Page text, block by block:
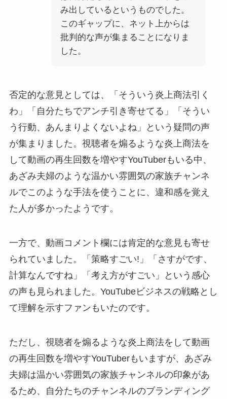
み出しているというものでした。
このギャップに、ネット上からは
批判的な声が集まることになりま
した。
否定的な意見としては、「そういう炎上商法引く
わ」「自分たちでアンチ引き寄せてる」「そうい
う行動、あんまりよくないよね」という疑問の声
が集まりました。視聴者を煽るような炎上商法を
して動画の再生回数を増やすYouTuberもいる中、
あざみ夫婦のような温かい雰囲気の家族チャンネ
ルでこのような手法を使うことに、違和感を覚え
た人が多かったようです。
一方で、動画コメント欄には肯定的な意見も寄せ
られていました。「策略すごい!」「さすがです、
計算なんですね」「考え方がすごい」という感心
の声も見られました。YouTubeビジネスの戦略とし
て理解を示すファンもいたのです。
ただし、視聴者を煽るような炎上商法をして動画
の再生回数を増やすYouTuberもいますが、あざみ
夫婦は温かい雰囲気の家族チャンネルの印象があ
るため、自分たちのチャンネルのブランディング